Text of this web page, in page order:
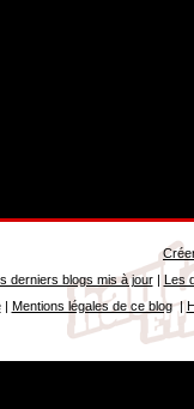
derniers blogs mis à jour| Les
| Mentions légales de ce blog|